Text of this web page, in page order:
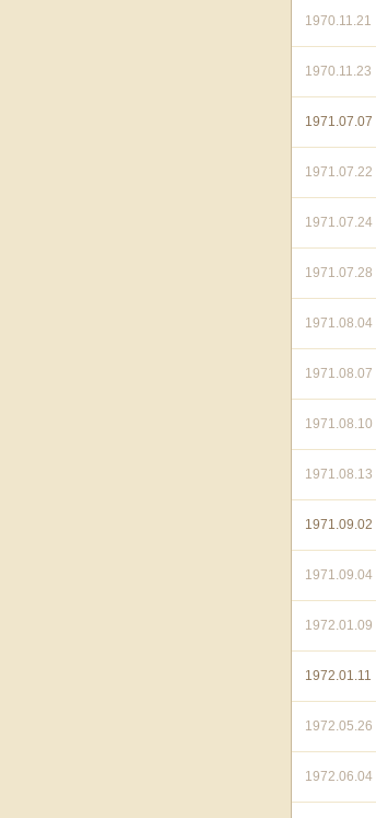
1970.11.21
1970.11.23
1971.07.07
1971.07.22
1971.07.24
1971.07.28
1971.08.04
1971.08.07
1971.08.10
1971.08.13
1971.09.02
1971.09.04
1972.01.09
1972.01.11
1972.05.26
1972.06.04